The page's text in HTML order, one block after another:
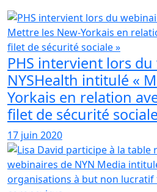
PHS intervient lors
NYSHealth intitulé «
Yorkais en relation
filet de sécurité
17 juin 2020